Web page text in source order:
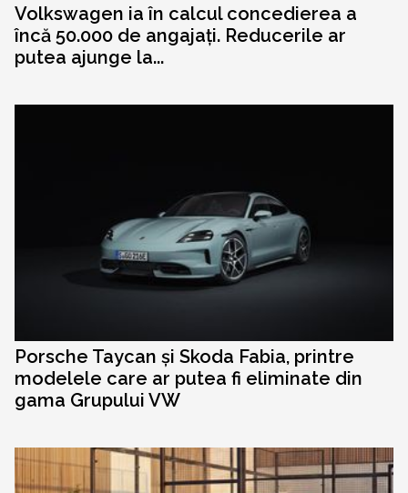
Volkswagen ia în calcul concedierea a
încă 50.000 de angajați. Reducerile ar
putea ajunge la...
Porsche Taycan și Skoda Fabia, printre
modelele care ar putea fi eliminate din
gama Grupului VW